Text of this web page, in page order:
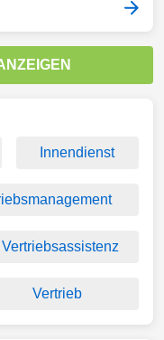
Innendienst
Vertriebsassistenz
Vertrieb